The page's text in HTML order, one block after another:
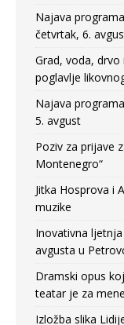
Najava
četvrtak, 6.
Grad, voda, drvo
poglavlje
Najava
5. avgust
Poziv za prijave
Montenegro“
Jitka Hosprova i
muzike
Inovativna
avgusta u
Dramski opus
teatar je za
Izložba slika